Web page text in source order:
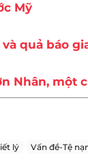
Mỹ
quả báo
Nhân, một
lý Vấn đề-Tệ